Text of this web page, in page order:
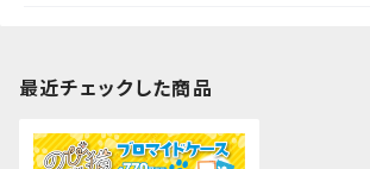
最近チェックした商品